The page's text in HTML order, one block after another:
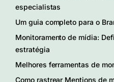
especialistas
Um guia completo para o
Monitoramento de mídia:
estratégia
Melhores ferramentas de
Como rastrear Mentions de